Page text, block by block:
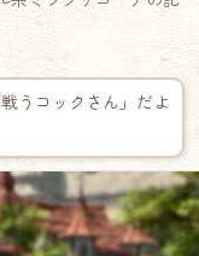
うコックさん」だよ